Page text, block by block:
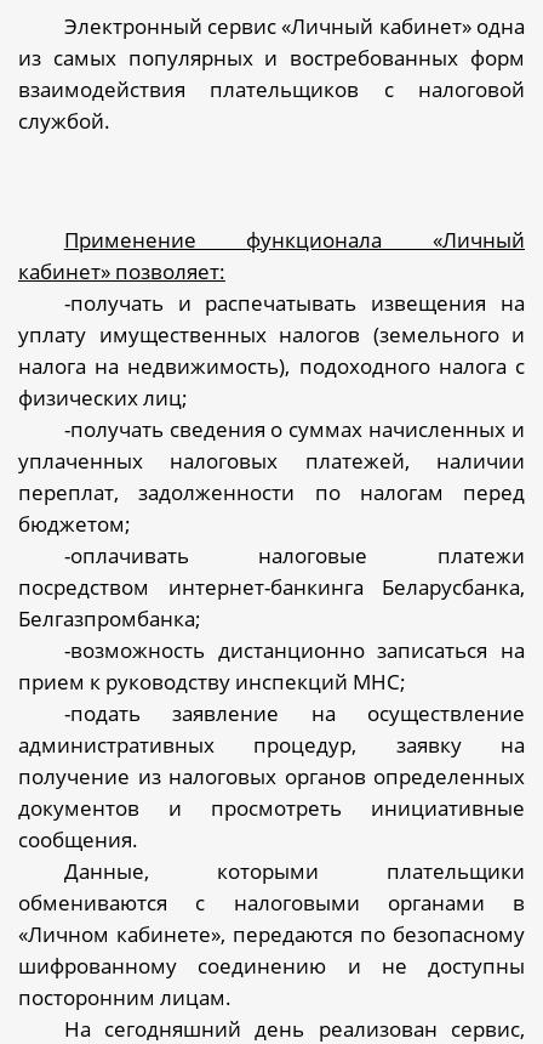
Электронный сервис «Личный кабинет» одна
из самых популярных и востребованных форм
взаимодействия плательщиков с налоговой
службой.
Применение функционала «Личный
кабинет» позволяет:
-получать и распечатывать извещения на
уплату имущественных налогов (земельного и
налога на недвижимость), подоходного налога с
физических лиц;
-получать сведения о суммах начисленных и
уплаченных налоговых платежей, наличии
переплат, задолженности по налогам перед
бюджетом;
-оплачивать налоговые платежи
посредством интернет-банкинга Беларусбанка,
Белгазпромбанка;
-возможность дистанционно записаться на
прием к руководству инспекций МНС;
-подать заявление на осуществление
административных процедур, заявку на
получение из налоговых органов определенных
документов и просмотреть инициативные
сообщения.
Данные, которыми плательщики
обмениваются с налоговыми органами в
«Личном кабинете», передаются по безопасному
шифрованному соединению и не доступны
посторонним лицам.
На сегодняшний день реализован сервис,